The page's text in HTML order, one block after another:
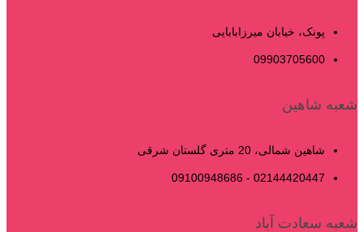
پونک، خیابان میرزابابایی
09903705600
شعبه شاهین
شاهین شمالی، 20 متری گلستان شرقی
02144420447 - 09100948686
شعبه سعادت آباد